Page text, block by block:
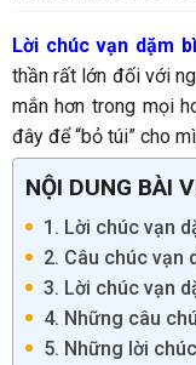
Lời chúc vạn dặm
thần rất lớn đối với
mắn hơn trong mọi
đây để “bỏ túi” cho
NỘI DUNG BÀI
1. Lời chúc vạn
2. Câu chúc vạn
3. Lời chúc vạn
4. Những câu
5. Những lời